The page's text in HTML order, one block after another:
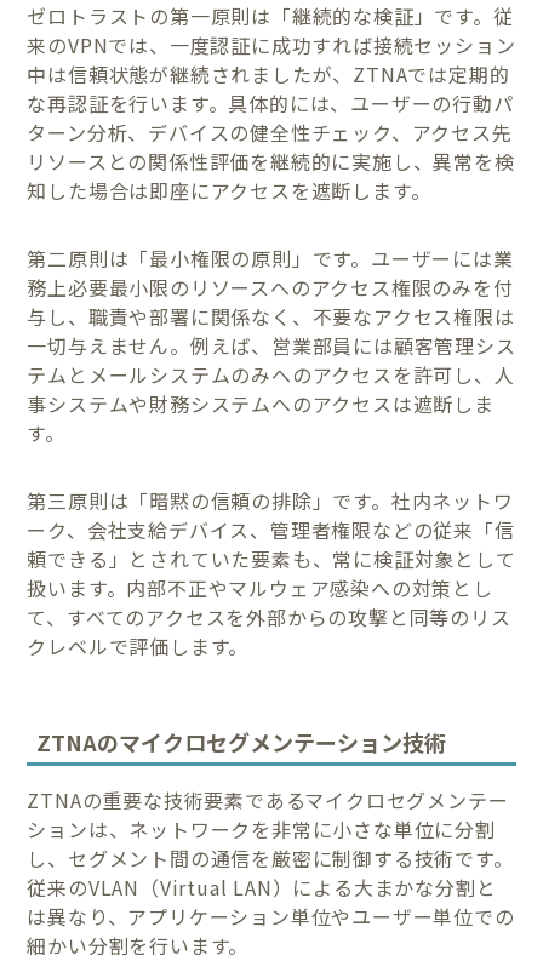
ゼロトラストの第一原則は「継続的な検証」です。従
来のVPNでは、一度認証に成功すれば接続セッション
中は信頼状態が継続されましたが、ZTNAでは定期的
な再認証を行います。具体的には、ユーザーの行動パ
ターン分析、デバイスの健全性チェック、アクセス先
リソースとの関係性評価を継続的に実施し、異常を検
知した場合は即座にアクセスを遮断します。
第二原則は「最小権限の原則」です。ユーザーには業
務上必要最小限のリソースへのアクセス権限のみを付
与し、職責や部署に関係なく、不要なアクセス権限は
一切与えません。例えば、営業部員には顧客管理シス
テムとメールシステムのみへのアクセスを許可し、人
事システムや財務システムへのアクセスは遮断しま
す。
第三原則は「暗黙の信頼の排除」です。社内ネットワ
ーク、会社支給デバイス、管理者権限などの従来「信
頼できる」とされていた要素も、常に検証対象として
扱います。内部不正やマルウェア感染への対策とし
て、すべてのアクセスを外部からの攻撃と同等のリス
クレベルで評価します。
ZTNAのマイクロセグメンテーション技術
ZTNAの重要な技術要素であるマイクロセグメンテー
ションは、ネットワークを非常に小さな単位に分割
し、セグメント間の通信を厳密に制御する技術です。
従来のVLAN（Virtual LAN）による大まかな分割と
は異なり、アプリケーション単位やユーザー単位での
細かい分割を行います。